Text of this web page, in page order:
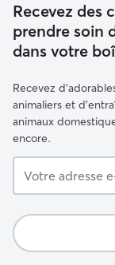
Recevez des
prendre soin
dans votre
Recevez
animaliers et
animaux
encore.
adresse
mail…